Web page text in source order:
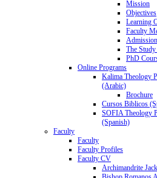
Mission
Objectives
Learning
Faculty
The
PhD
Online Programs
Kalima Theology
(Arabic)
Brochure
Cursos Biblicos
SOFIA Theology
(Spanish)
Faculty
Faculty
Faculty Profiles
Faculty CV
Archimandrite